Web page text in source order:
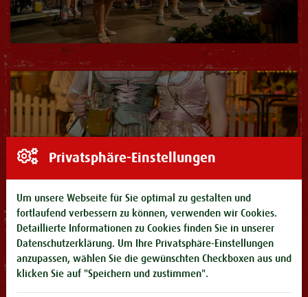
Privatsphäre-Einstellungen
Um unsere Webseite für Sie optimal zu gestalten und
fortlaufend verbessern zu können, verwenden wir Cookies.
Detaillierte Informationen zu Cookies finden Sie in unserer
Datenschutzerklärung. Um Ihre Privatsphäre-Einstellungen
anzupassen, wählen Sie die gewünschten Checkboxen aus und
klicken Sie auf "Speichern und zustimmen".